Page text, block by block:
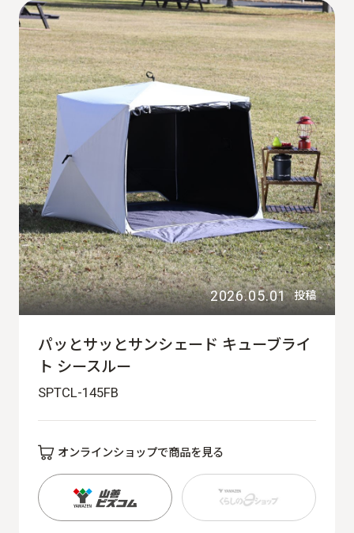
2026.05.01 投稿
パッとサッとサンシェード キューブライ
ト シースルー
SPTCL-145FB
オンラインショップで商品を見る